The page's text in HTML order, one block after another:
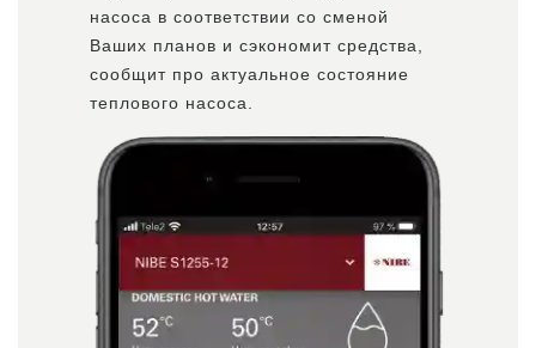
насоса в соответствии со сменой
Ваших планов и сэкономит средства,
сообщит про актуальное состояние
теплового насоса.